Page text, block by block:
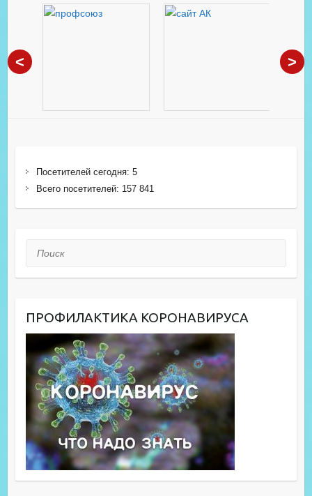
< >
Посетителей сегодня: 5
Всего посетителей: 157 841
Поиск
ПРОФИЛАКТИКА КОРОНАВИРУСА